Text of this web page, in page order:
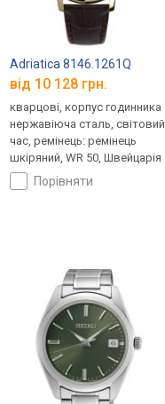
Adriatica 8146.1261Q
від 10 128 грн.
кварцові, корпус годинника
нержавіюча сталь, світовий
час, ремінець: ремінець
шкіряний, WR 50, Швейцарія
порівняти